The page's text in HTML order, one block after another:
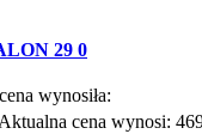
29 0
wynosiła:
cena wynosi: